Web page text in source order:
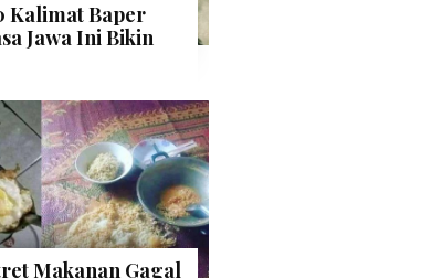
Kalimat Baper
Jawa Ini Bikin
Makanan Gagal